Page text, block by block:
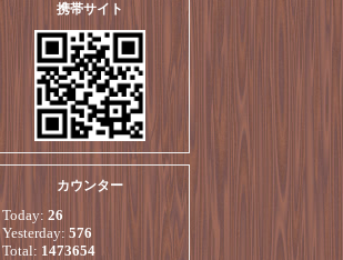
携帯サイト
カウンター
Today: 26
Yesterday: 576
Total: 1473654